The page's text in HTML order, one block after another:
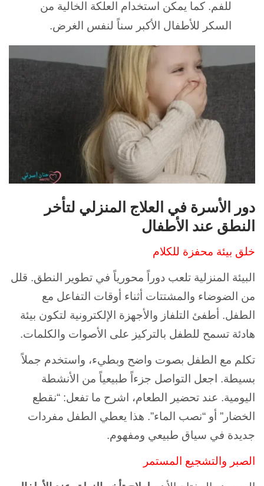
للفم. كما يمكن استخدام العلكة الخالية من
السكر للأطفال الأكبر سناً لنفس الغرض.
دور الأسرة في العلاج المنزلي لتأخر
النطق عند الأطفال
خلق بيئة محفزة للكلام
البيئة المنزلية تلعب دوراً محورياً في تطوير النطق. قلل
من الضوضاء والمشتتات أثناء أوقات التفاعل مع
الطفل. أطفئ التلفاز والأجهزة الإلكترونية لتكون بيئة
هادئة تسمح للطفل بالتركيز على الأصوات والكلمات.
تكلم مع الطفل بصوت واضح وبطيء، واستخدم جملاً
بسيطة. اجعل التواصل جزءاً طبيعياً من الأنشطة
اليومية. عند تحضير الطعام، اشرح ما تفعل: “نقطع
الخضار” أو “نصب الماء”. هذا يعطي الطفل مفردات
جديدة في سياق طبيعي ومفهوم.
الصبر والتشجيع المستمر